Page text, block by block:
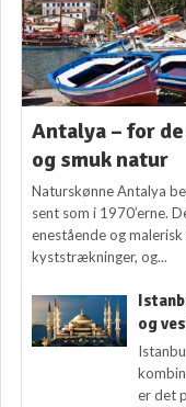
Antalya – for
og smuk natur
Naturskønne Antalya
sent som i 1970’erne.
enestående og
kyststrækninger, og...
og
er det